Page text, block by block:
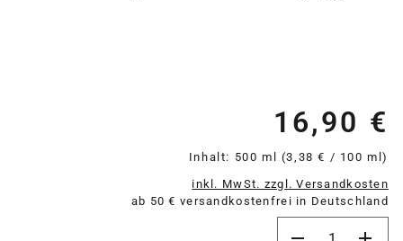
16,90 €
Inhalt: 500 ml (3,38 € / 100 ml)
inkl. MwSt. zzgl. Versandkosten
ab 50 € versandkostenfrei in Deutschland